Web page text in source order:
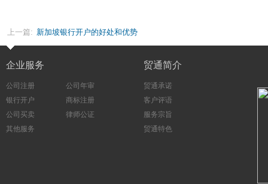
上一篇: 新加坡银行开户的好处和优势
企业服务
公司注册
公司年审
银行开户
商标注册
公司买卖
律师公证
其他服务
贸通简介
贸通承诺
客户评语
服务宗旨
贸通特色